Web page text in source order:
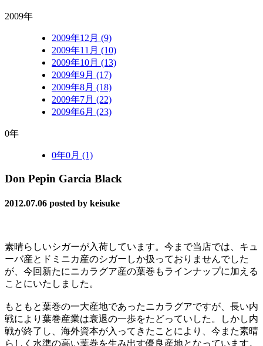
2009年
2009年12月 (9)
2009年11月 (10)
2009年10月 (13)
2009年9月 (17)
2009年8月 (18)
2009年7月 (22)
2009年6月 (23)
0年
0年0月 (1)
Don Pepin Garcia Black
2012.07.06 posted by keisuke
素晴らしいシガーが入荷しています。今まで当店では、キュ
ーバ産とドミニカ産のシガーしか扱っておりませんでした
が、今回新たにニカラグア産の葉巻もラインナップに加える
ことにいたしました。
もともと葉巻の一大産地であったニカラグアですが、長い内
戦により葉巻産業は衰退の一歩をたどっていした。しかし内
戦が終了し、海外資本が入ってきたことにより、今また素晴
らしく水準の高い葉巻を生み出す優良産地となっています。